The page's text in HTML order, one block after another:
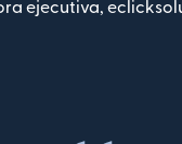
ejecutiva,